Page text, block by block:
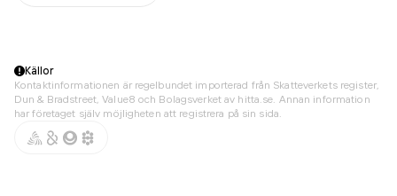
Källor
Kontaktinformationen är regelbundet importerad från Skatteverkets register,
Dun & Bradstreet, Value8 och Bolagsverket av hitta.se. Annan information
har företaget själv möjligheten att registrera på sin sida.